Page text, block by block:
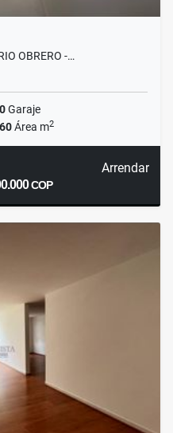
OBRERO -…
0Garaje
60Área m2
Arrendar
COP